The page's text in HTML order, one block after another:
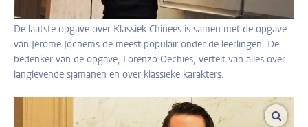
De laatste opgave over Klassiek Chinees is samen met de opgave
van Jerome Jochems de meest populair onder de leerlingen. De
bedenker van de opgave, Lorenzo Oechies, vertelt van alles over
langlevende sjamanen en over klassieke karakters.